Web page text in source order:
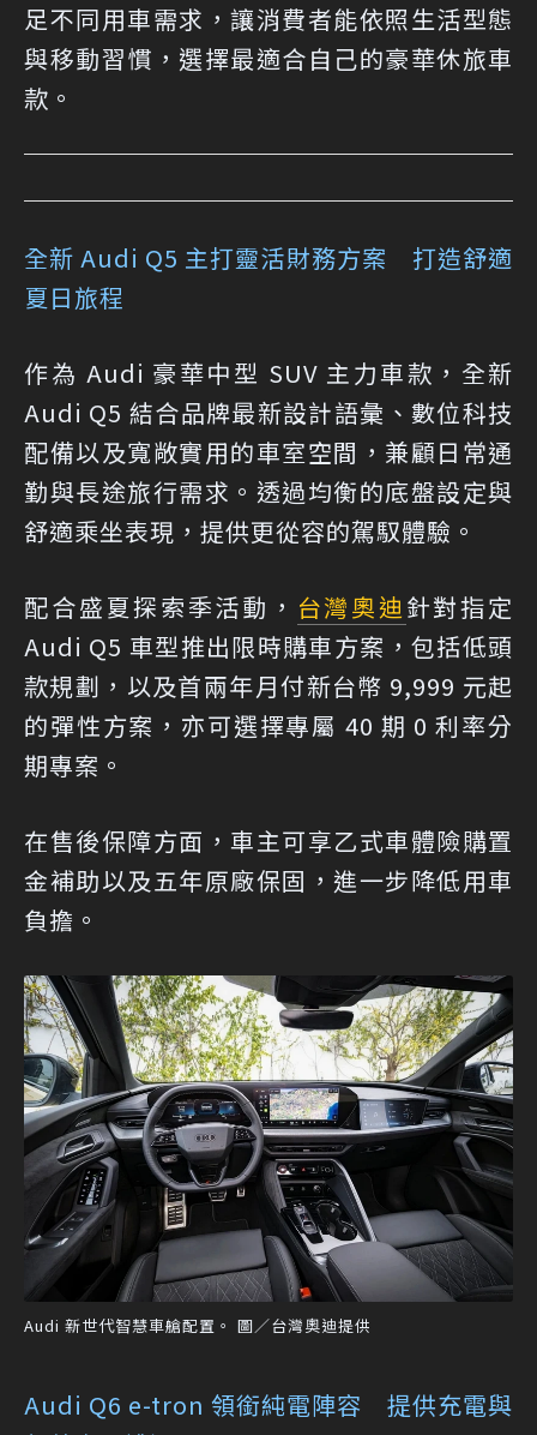
足不同用車需求，讓消費者能依照生活型態
與移動習慣，選擇最適合自己的豪華休旅車
款。
全新 Audi Q5 主打靈活財務方案 打造舒適
夏日旅程
作為 Audi 豪華中型 SUV 主力車款，全新
Audi Q5 結合品牌最新設計語彙、數位科技
配備以及寬敞實用的車室空間，兼顧日常通
勤與長途旅行需求。透過均衡的底盤設定與
舒適乘坐表現，提供更從容的駕馭體驗。
配合盛夏探索季活動， 台灣奧迪針對指定
Audi Q5 車型推出限時購車方案，包括低頭
款規劃，以及首兩年月付新台幣 9,999 元起
的彈性方案，亦可選擇專屬 40 期 0 利率分
期專案。
在售後保障方面，車主可享乙式車體險購置
金補助以及五年原廠保固，進一步降低用車
負擔。
Audi 新世代智慧車艙配置。 圖／台灣奧迪提供
Audi Q6 e-tron 領銜純電陣容 提供充電與